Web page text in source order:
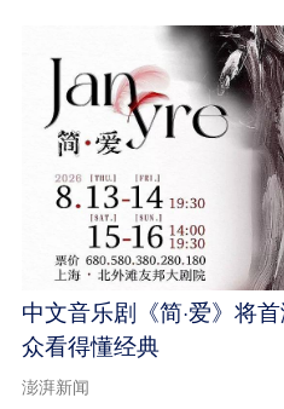
中文音乐剧《简·爱》将
众看得懂经典
澎湃新闻